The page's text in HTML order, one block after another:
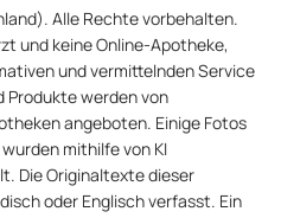
Alle Rechte vorbehalten.
und keine Online-Apotheke,
und vermittelnden Service
werden von
angeboten. Einige Fotos
mithilfe von KI
Die Originaltexte dieser
oder Englisch verfasst. Ein